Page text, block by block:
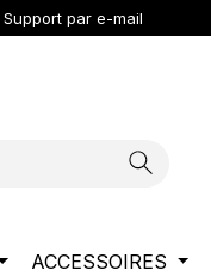
Support par e-mail
ACCESSOIRES